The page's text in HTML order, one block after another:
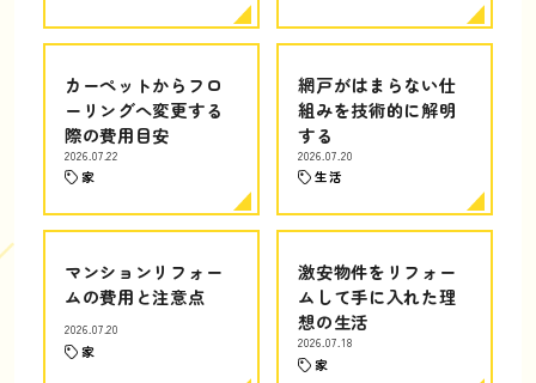
カーペットからフロ
ーリングへ変更する
際の費用目安
2026.07.22
家
網戸がはまらない仕
組みを技術的に解明
する
2026.07.20
生活
マンションリフォー
ムの費用と注意点
2026.07.20
家
激安物件をリフォー
ムして手に入れた理
想の生活
2026.07.18
家